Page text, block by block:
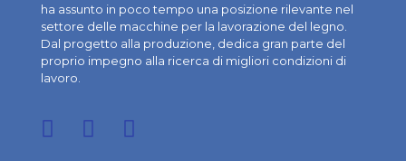
ha assunto in poco tempo una posizione rilevante nel
settore delle macchine per la lavorazione del legno.
Dal progetto alla produzione, dedica gran parte del
proprio impegno alla ricerca di migliori condizioni di
lavoro.